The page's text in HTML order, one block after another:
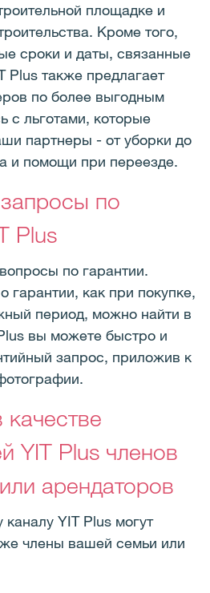
площадке и
Кроме того,
сроки и даты, связанные
Plus также предлагает
по более выгодным
с льготами, которые
партнеры - от уборки до
и помощи при переезде.
по
Plus
по гарантии.
гарантии, как при покупке,
период, можно найти в
вы можете быстро и
запрос, приложив к
YIT Plus членов
арендаторов
YIT Plus могут
члены вашей семьи или